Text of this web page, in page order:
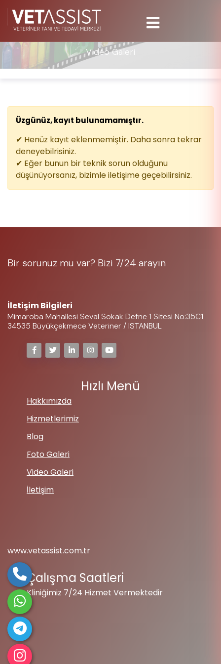
Video Galeri
Üzgünüz, kayıt bulunamamıştır.
✔ Henüz kayıt eklenmemiştir. Daha sonra tekrar
deneyebilrisiniz.
✔ Eğer bunun bir teknik sorun olduğunu
düşünüyorsanız, bizimle iletişime geçebilirsiniz.
Bir sorunuz mu var? Bizi 7/24 arayın
İletişim Bilgileri
Mimaroba Mahallesi Seval Sokak Defne 1 Sitesi No:35C1
34535 Büyükçekmece Veteriner / ISTANBUL
Hızlı Menü
Hakkımızda
Hizmetlerimiz
Blog
Foto Galeri
Video Galeri
İletişim
www.vetassist.com.tr
Çalışma Saatleri
Kliniğimiz 7/24 Hizmet Vermektedir